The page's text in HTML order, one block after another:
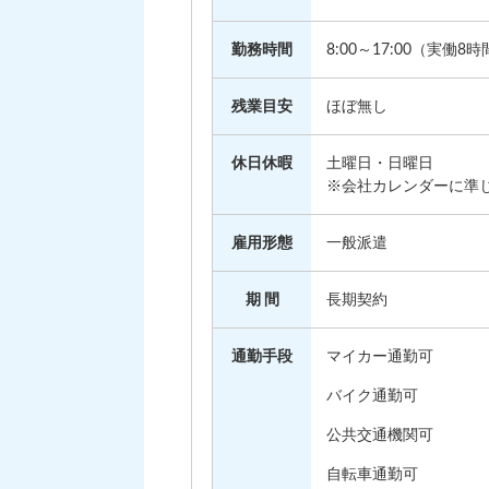
勤務時間 8:00～17:00（実働8時
残業目安 ほぼ無し
休日休暇
土曜日・日曜日
※会社カレンダーに準
雇用形態 一般派遣
期 間 長期契約
通勤手段 マイカー通勤可
バイク通勤可
公共交通機関可
自転車通勤可